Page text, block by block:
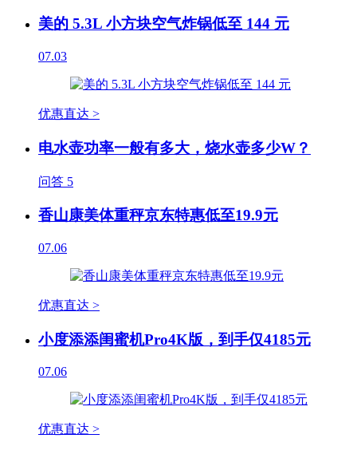
美的 5.3L 小方块空气炸锅低至 144 元
07.03
优惠直达 >
电水壶功率一般有多大，烧水壶多少W？
问答 5
香山康美体重秤京东特惠低至19.9元
07.06
优惠直达 >
小度添添闺蜜机Pro4K版，到手仅4185元
07.06
优惠直达 >